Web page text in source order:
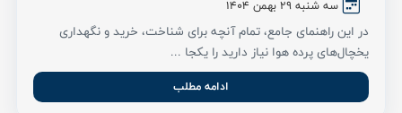
سه شنبه ۲۹ بهمن ۱۴۰۴
در این راهنمای جامع، تمام آنچه برای شناخت، خرید و نگهداری
یخچال‌های پرده هوا نیاز دارید را یکجا ...
ادامه مطلب